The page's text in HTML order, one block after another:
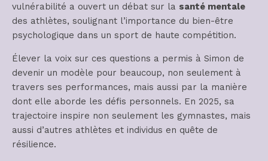
vulnérabilité a ouvert un débat sur la santé mentale
des athlètes, soulignant l’importance du bien-être
psychologique dans un sport de haute compétition.
Élever la voix sur ces questions a permis à Simon de
devenir un modèle pour beaucoup, non seulement à
travers ses performances, mais aussi par la manière
dont elle aborde les défis personnels. En 2025, sa
trajectoire inspire non seulement les gymnastes, mais
aussi d’autres athlètes et individus en quête de
résilience.